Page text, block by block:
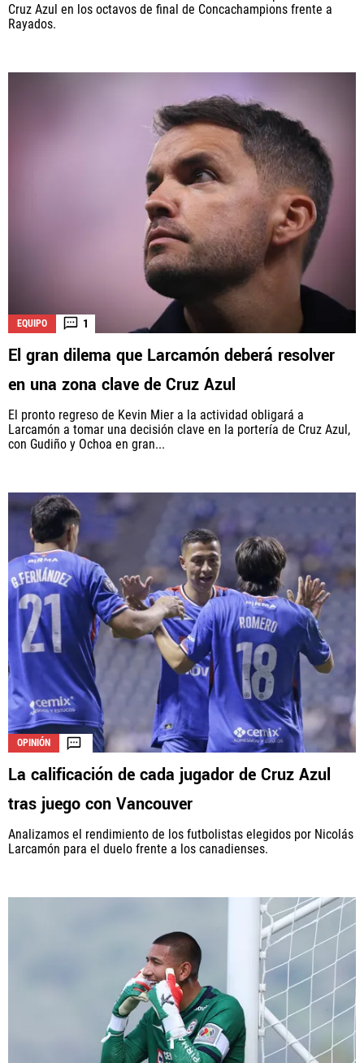
Cruz Azul en los octavos de final de Concachampions frente a
Rayados.
EQUIPO 1
El gran dilema que Larcamón deberá resolver
en una zona clave de Cruz Azul
El pronto regreso de Kevin Mier a la actividad obligará a
Larcamón a tomar una decisión clave en la portería de Cruz Azul,
con Gudiño y Ochoa en gran...
OPINIÓN
La calificación de cada jugador de Cruz Azul
tras juego con Vancouver
Analizamos el rendimiento de los futbolistas elegidos por Nicolás
Larcamón para el duelo frente a los canadienses.